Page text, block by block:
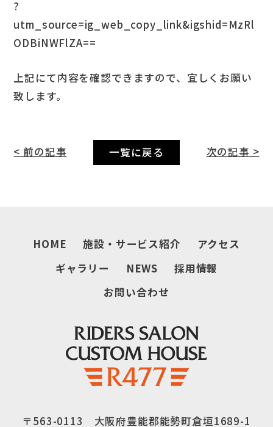
?
utm_source=ig_web_copy_link&igshid=MzRl
ODBiNWFlZA==
上記にて内容を確認できますので、宜しくお願い
致します。
< 前の記事 一覧に戻る 次の記事 >
HOME 施設・サービス紹介
アクセス
ギャラリー
NEWS
採用情報
お問い合わせ
〒563-0113 大阪府豊能郡能勢町倉垣1689-1